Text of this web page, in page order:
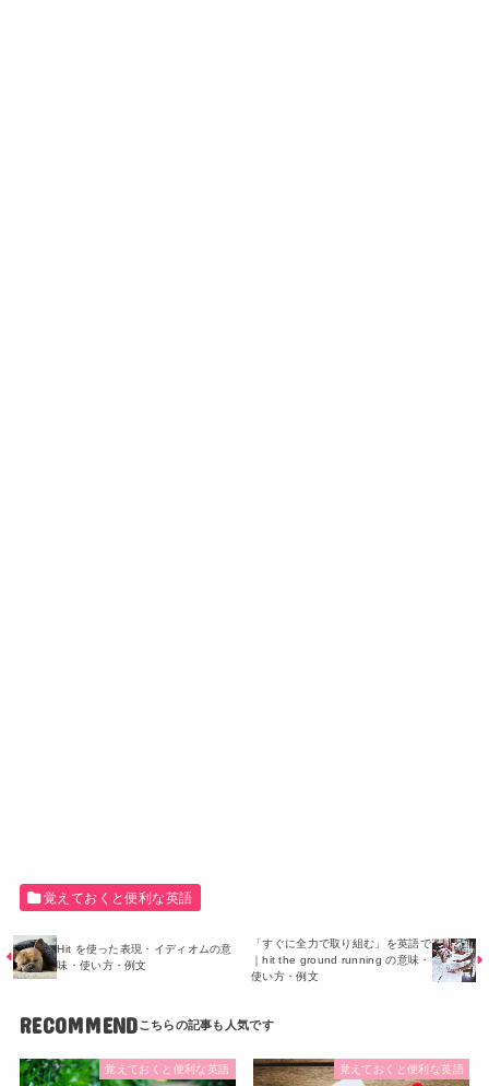
覚えておくと便利な英語
Hit を使った表現・イディオムの意
味・使い方・例文
「すぐに全力で取り組む」を英語で
｜hit the ground running の意味・
使い方・例文
RECOMMEND
覚えておくと便利な英語 覚えておくと便利な英語